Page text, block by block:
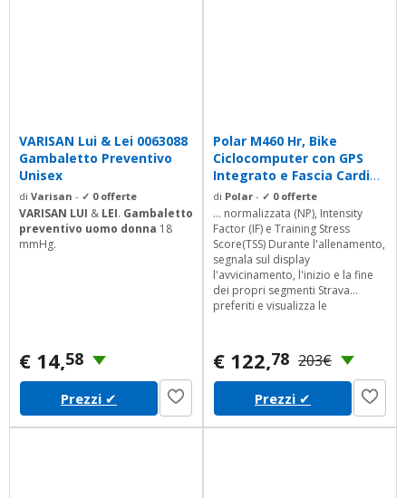
VARISAN Lui & Lei 0063088
Gambaletto Preventivo
Unisex
di Varisan - ✓ 0 offerte
VARISAN LUI & LEI. Gambaletto
preventivo uomo donna 18
mmHg.
€ 14,58
Prezzi ✔
Polar M460 Hr, Bike
Ciclocomputer con GPS
Integrato e Fascia Cardio
H10 Misura...
di Polar - ✓ 0 offerte
... normalizzata (NP), Intensity
Factor (IF) e Training Stress
Score(TSS) Durante l'allenamento,
segnala sul display
l'avvicinamento, l'inizio e la fine
dei propri segmenti Strava
preferiti e visualizza le
€ 122,78 203€
Prezzi ✔